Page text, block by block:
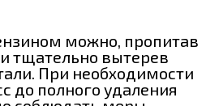
можно, пропитав
тщательно вытерев
При необходимости
до полного удаления